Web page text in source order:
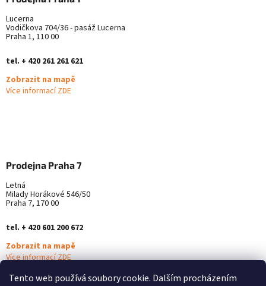
Tento web používá soubory cookie. Dalším procházením
Lucerna
Vodičkova 704/36 - pasáž Lucerna
Praha 1, 110 00
tel. + 420 261 261 621
Zobrazit na mapě
Více informací ZDE
Prodejna Praha 7
Letná
Milady Horákové 546/50
Praha 7, 170 00
tel. + 420 601 200 672
Zobrazit na mapě
Více informací ZDE